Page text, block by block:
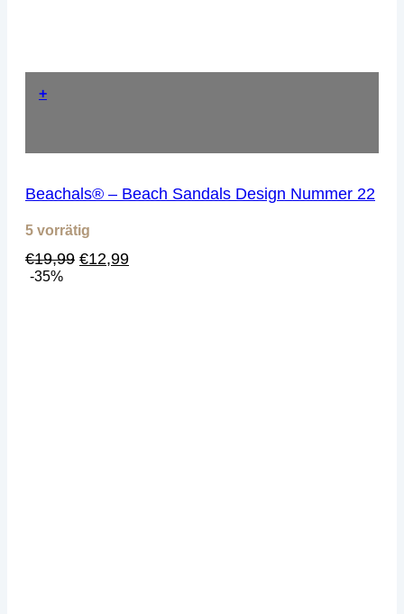
+
Beachals® – Beach Sandals Design Nummer 22
5 vorrätig
€19,99 Ursprünglicher
€12,99Aktueller
-35%